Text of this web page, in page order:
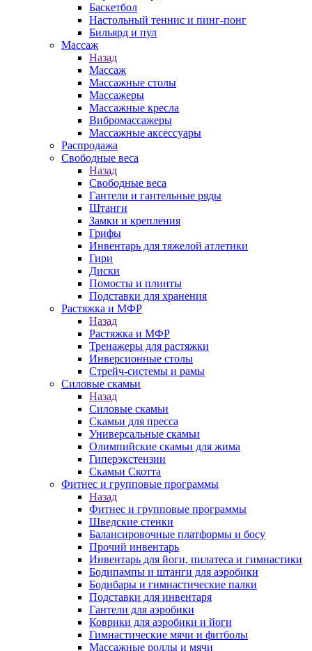
Баскетбол
Настольный теннис и пинг-понг
Бильярд и пул
Массаж
Назад
Массаж
Массажные столы
Массажеры
Массажные кресла
Вибромассажеры
Массажные аксессуары
Распродажа
Свободные веса
Назад
Свободные веса
Гантели и гантельные ряды
Штанги
Замки и крепления
Грифы
Инвентарь для тяжелой атлетики
Гири
Диски
Помосты и плинты
Подставки для хранения
Растяжка и МФР
Назад
Растяжка и МФР
Тренажеры для растяжки
Инверсионные столы
Стрейч-системы и рамы
Силовые скамьи
Назад
Силовые скамьи
Скамьи для пресса
Универсальные скамьи
Олимпийские скамьи для жима
Гиперэкстензии
Скамьи Скотта
Фитнес и групповые программы
Назад
Фитнес и групповые программы
Шведские стенки
Балансировочные платформы и босу
Прочий инвентарь
Инвентарь для йоги, пилатеса и гимнастики
Бодипампы и штанги для аэробики
Бодибары и гимнастические палки
Подставки для инвентаря
Гантели для аэробики
Коврики для аэробики и йоги
Гимнастические мячи и фитболы
Массажные роллы и мячи